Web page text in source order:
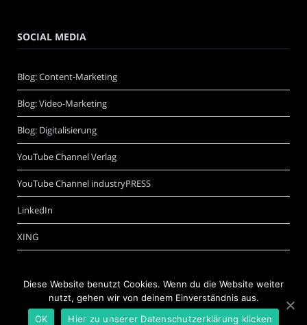
SOCIAL MEDIA
Blog: Content-Marketing
Blog: Video-Marketing
Blog: Digitalisierung
YouTube Channel Verlag
YouTube Channel industryPRESS
LinkedIn
XING
Diese Website benutzt Cookies. Wenn du die Website weiter
nutzt, gehen wir von deinem Einverständnis aus.
OK
Hier zu unserer Datenschutzerklärung klicken